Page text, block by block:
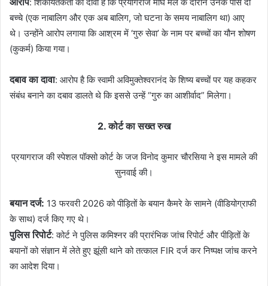
: शिकायतकर्ता का दावा है कि प्रयागराज माघ मेले के दौरान उनके पास दो
बच्चे (एक नाबालिग और एक अब बालिग, जो घटना के समय नाबालिग था) आए
थे। उन्होंने आरोप लगाया कि आश्रम में ‘गुरु सेवा’ के नाम पर बच्चों का यौन शोषण
(कुकर्म) किया गया।
दबाव का दावा: आरोप है कि स्वामी अविमुक्तेश्वरानंद के शिष्य बच्चों पर यह कहकर
संबंध बनाने का दबाव डालते थे कि इससे उन्हें “गुरु का आशीर्वाद” मिलेगा।
2. कोर्ट का सख्त रुख
प्रयागराज की स्पेशल पॉक्सो कोर्ट के जज विनोद कुमार चौरसिया ने इस मामले की
सुनवाई की।
बयान दर्ज: 13 फरवरी 2026 को पीड़ितों के बयान कैमरे के सामने (वीडियोग्राफी
के साथ) दर्ज किए गए थे।
पुलिस रिपोर्ट: कोर्ट ने पुलिस कमिश्नर की प्रारंभिक जांच रिपोर्ट और पीड़ितों के
बयानों को संज्ञान में लेते हुए झूंसी थाने को तत्काल FIR दर्ज कर निष्पक्ष जांच करने
का आदेश दिया।